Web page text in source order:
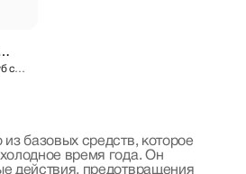
с
из базовых средств, которое
время года. Он
действия, предотвращения